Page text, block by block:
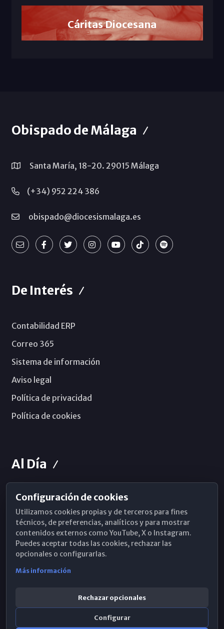
Cáritas Diocesana
Obispado de Málaga
Santa María, 18-20. 29015 Málaga
(+34) 952 224 386
obispado@diocesismalaga.es
De Interés
Contabilidad ERP
Correo 365
Sistema de información
Aviso legal
Política de privacidad
Política de cookies
Al Día
Horarios de Misa
Hemeroteca
WhatsApp
Configuración de cookies
Utilizamos cookies propias y de terceros para fines
técnicos, de preferencias, analíticos y para mostrar
contenidos externos como YouTube, X o Instagram.
Puedes aceptar todas las cookies, rechazar las
opcionales o configurarlas.
Más información
Rechazar opcionales
Configurar